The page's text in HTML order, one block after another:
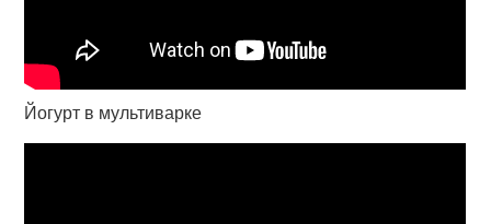
Йогурт в мультиварке